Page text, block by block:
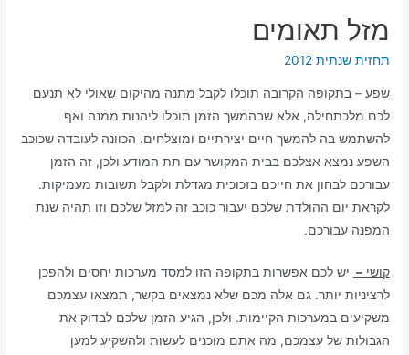
מזל תאומים
תחזית שנתית 2012
שפע – בתקופה הקרובה תוכלו לקבל מתנה מהיקום שאולי לא תנעם
לכם מלכתחילה, אלא שבהמשך הזמן תוכלו ליהנות ממנה ואף
להשתמש בה להמשך חיים יצירתיים ומוצלחים. הכוונה לעובדה שכוכב
השפע נמצא אצלכם בבית המקושר עם תת המודע ולכן, זה הזמן
עבורכם לבחון את חייכם בזכוכית מגדלת ולקבל תשובות מעמיקות.
לקראת יום ההולדת שלכם יעבור כוכב זה למזל שלכם וזו תהיה שנת
המפנה עבורכם.
קושי– יש לכם אפשרות בתקופה הזו למסד מערכות יחסים ולהפכן
לרציניות יותר. גם אלה מכם שלא נמצאים בקשר, תמצאו עצמכם
משקיעים במערכות הקיימות. ולכן, הגיע הזמן שלכם לבדוק את
הגבולות של עצמכם, מה אתם מוכנים לעשות ולהשקיע למען